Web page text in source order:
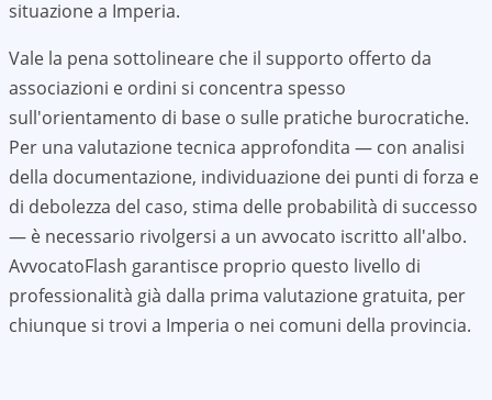
situazione a Imperia.
Vale la pena sottolineare che il supporto offerto da
associazioni e ordini si concentra spesso
sull'orientamento di base o sulle pratiche burocratiche.
Per una valutazione tecnica approfondita — con analisi
della documentazione, individuazione dei punti di forza e
di debolezza del caso, stima delle probabilità di successo
— è necessario rivolgersi a un avvocato iscritto all'albo.
AvvocatoFlash garantisce proprio questo livello di
professionalità già dalla prima valutazione gratuita, per
chiunque si trovi a Imperia o nei comuni della provincia.